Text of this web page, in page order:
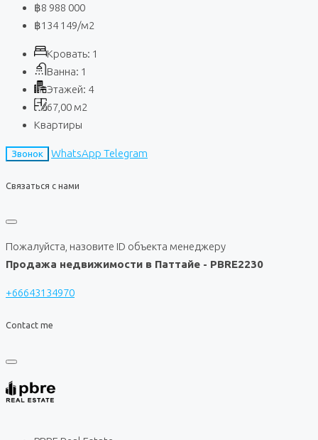
฿8 988 000
฿134 149/м2
Кровать: 1
Ванна: 1
Этажей: 4
67,00 м2
Квартиры
Звонок WhatsApp Telegram
Связаться с нами
Пожалуйста, назовите ID объекта менеджеру
Продажа недвижимости в Паттайе - PBRE2230
+66643134970
Contact me